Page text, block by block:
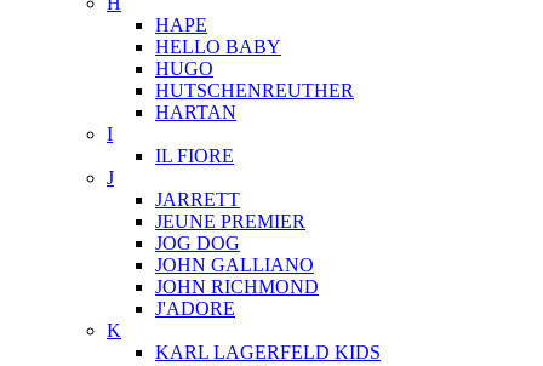
HAPE
HELLO BABY
HUGO
HUTSCHENREUTHER
HARTAN
I
IL FIORE
J
JARRETT
JEUNE PREMIER
JOG DOG
JOHN GALLIANO
JOHN RICHMOND
J'ADORE
K
KARL LAGERFELD KIDS